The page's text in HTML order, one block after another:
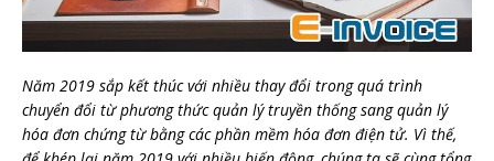
Năm 2019 sắp kết thúc với nhiều thay đổi trong quá trình
chuyển đổi từ phương thức quản lý truyền thống sang quản lý
hóa đơn chứng từ bằng các phần mềm hóa đơn điện tử. Vì thế,